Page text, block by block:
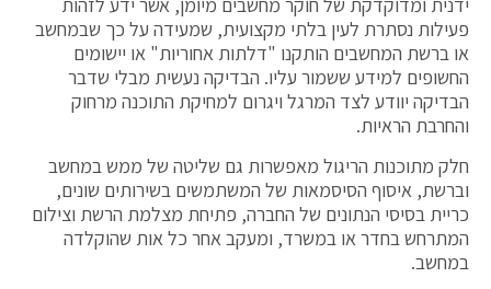
פעילות נסתרת לעין בלתי מקצועית, שמעידה על כך שבמחשב
או ברשת המחשבים הותקנו "דלתות אחוריות" או יישומים
החשופים למידע ששמור עליו. הבדיקה נעשית מבלי שדבר
הבדיקה יוודע לצד המרגל ויגרום למחיקת התוכנה מרחוק
והחרבת הראיות.
חלק מתוכנות הריגול מאפשרות גם שליטה של ממש במחשב
וברשת, איסוף הסיסמאות של המשתמשים בשירותים שונים,
כריית בסיסי הנתונים של החברה, פתיחת מצלמת הרשת וצילום
המתרחש בחדר או במשרד, ומעקב אחר כל אות שהוקלדה
במחשב.